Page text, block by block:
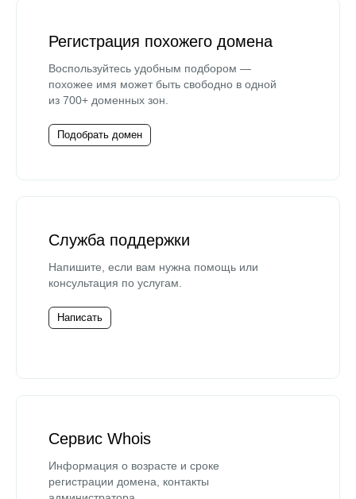
Регистрация похожего домена
Воспользуйтесь удобным подбором —
похожее имя может быть свободно в одной
из 700+ доменных зон.
Подобрать домен
Служба поддержки
Напишите, если вам нужна помощь или
консультация по услугам.
Написать
Сервис Whois
Информация о возрасте и сроке
регистрации домена, контакты